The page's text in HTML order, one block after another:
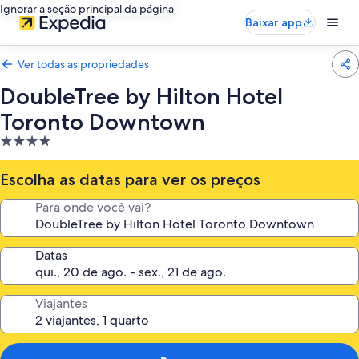
Ignorar a seção principal da página
Baixar app
Ver todas as propriedades
DoubleTree by Hilton Hotel
Toronto Downtown
Propriedade
4.0
estrelas
Escolha as datas para ver os preços
Para onde você vai?
Datas
Viajantes